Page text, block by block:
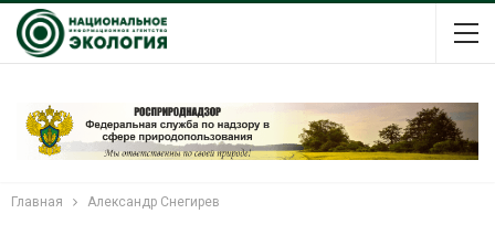
Главная Александр Снегирев